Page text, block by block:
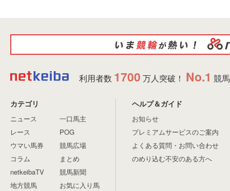
利用者数 1700 万人突破！ No.1 競
カテゴリ
ニュース
レース
ウマい馬券
コラム
netkeibaTV
地方競馬
一口馬主
POG
競馬広場
まとめ
競馬新聞
お気に入り馬
ヘルプ＆ガイド
お知らせ
プレミアムサービスのご案内
よくある質問・お問い合わせ
のめり込む不安のある方へ